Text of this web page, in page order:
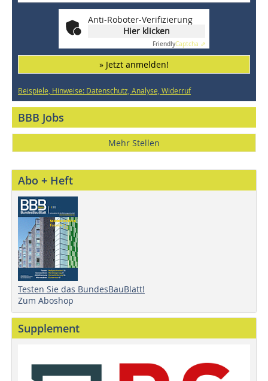
Anti-Roboter-Verifizierung
Hier klicken
FriendlyCaptcha ⇗
» Jetzt anmelden!
Beispiele, Hinweise: Datenschutz, Analyse, Widerruf
BBB Jobs
Mehr Stellen
Abo + Heft
Testen Sie das BundesBauBlatt!
Zum Aboshop
Supplement